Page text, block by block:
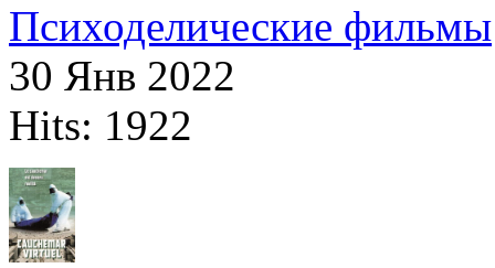
Психоделические фильмы
30 Янв 2022
Hits: 1922